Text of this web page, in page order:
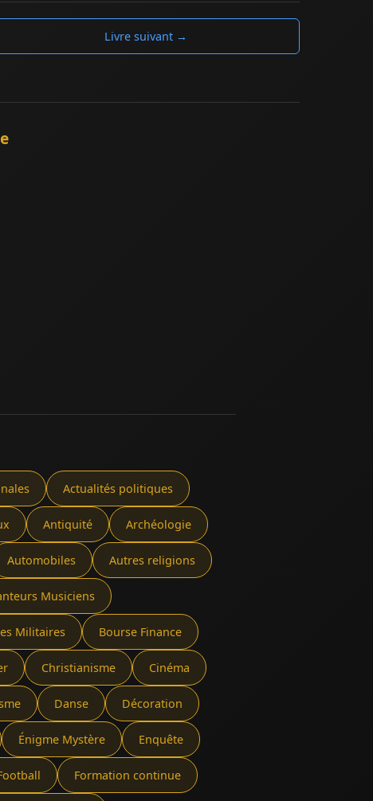
Livre suivant →
Actualités politiques
Antiquité Archéologie
Automobiles Autres religions
Musiciens
Militaires Bourse Finance
Christianisme Cinéma
Danse Décoration
Énigme Mystère Enquête
Formation continue